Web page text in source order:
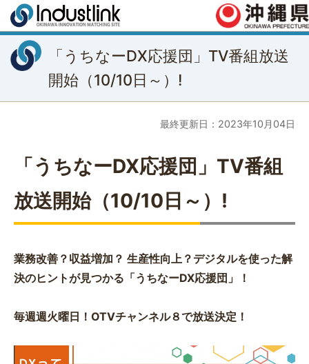
「うちなーDX応援団」TV番組放送
開始（10/10日～）!
最終更新日：2023年10月04日
「うちなーDX応援団」TV番組
放送開始（10/10日～）!
業務改善？収益増加？ 生産性向上？デジタルを使った解
決のヒントが見つかる「うちなーDX応援団」！
毎週週火曜日！OTVチャンネル８で放送決定！